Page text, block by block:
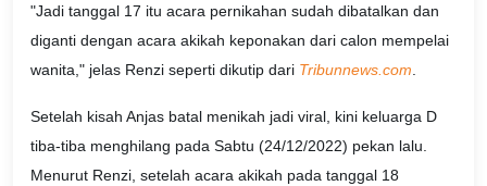
"Jadi tanggal 17 itu acara pernikahan sudah dibatalkan dan
diganti dengan acara akikah keponakan dari calon mempelai
wanita," jelas Renzi seperti dikutip dari Tribunnews.com
Setelah kisah Anjas batal menikah jadi viral, kini keluarga D
tiba-tiba menghilang pada Sabtu (24/12/2022) pekan lalu.
Menurut Renzi, setelah acara akikah pada tanggal 18